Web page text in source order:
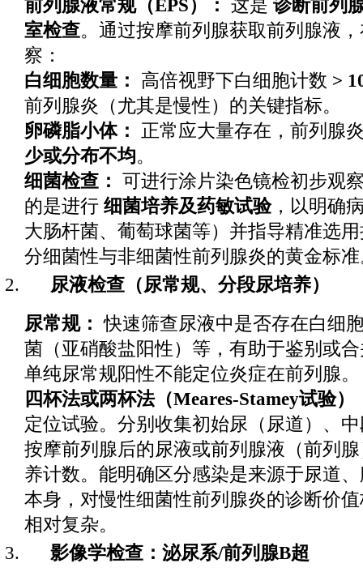
前列腺液常规（EPS）： 这是 诊断前列
室检查。通过按摩前列腺获取前列腺液
察：
白细胞数量：
高倍视野下白细胞计数 >
前列腺炎（尤其是慢性）的关键指标。
卵磷脂小体：
正常应大量存在，前列腺
少或分布不均。
细菌检查： 可进行涂片染色镜检初步观
的是进行 细菌培养及药敏试验，以明确
大肠杆菌、葡萄球菌等）并指导精准选
分细菌性与非细菌性前列腺炎的黄金标
尿液检查（尿常规、分段尿培养）
尿常规： 快速筛查尿液中是否存在白细
菌（亚硝酸盐阳性）等，有助于鉴别或
单纯尿常规阳性不能定位炎症在前列腺。
四杯法或两杯法（Meares-Stamey试验）
定位试验。分别收集初始尿（尿道）、
按摩前列腺后的尿液或前列腺液（前列
养计数。能明确区分感染是来源于尿道
本身，对慢性细菌性前列腺炎的诊断价
相对复杂。
影像学检查：泌尿系/前列腺B超